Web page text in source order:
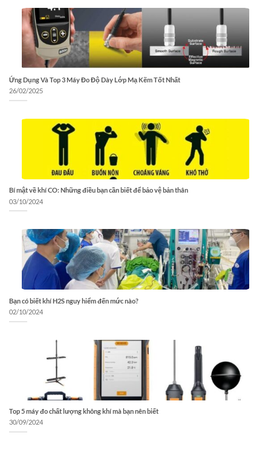
Ứng Dụng Và Top 3 Máy Đo Độ Dày Lớp Mạ Kẽm Tốt Nhất
26/02/2025
Bí mật về khí CO: Những điều bạn cần biết để bảo vệ bản thân
03/10/2024
Bạn có biết khí H2S nguy hiểm đến mức nào?
02/10/2024
Top 5 máy đo chất lượng không khí mà bạn nên biết
30/09/2024